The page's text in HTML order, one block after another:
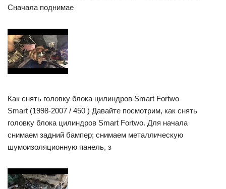
Сначала поднимае
Как снять головку блока цилиндров Smart Fortwo
Smart (1998-2007 / 450 ) Давайте посмотрим, как снять
головку блока цилиндров Smart Fortwo. Для начала
снимаем задний бампер; снимаем металлическую
шумоизоляционную панель, з